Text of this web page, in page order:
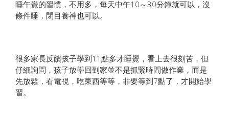
睡午覺的習慣，不用多，每天中午10～30分鐘就可以，沒
條件睡，閉目養神也可以。
很多家長反饋孩子學到11點多才睡覺，看上去很刻苦，但
仔細詢問，孩子放學回到家並不是抓緊時間做作業，而是
先放鬆，看電視，吃東西等等，非要等到7點了，才開始學
習。